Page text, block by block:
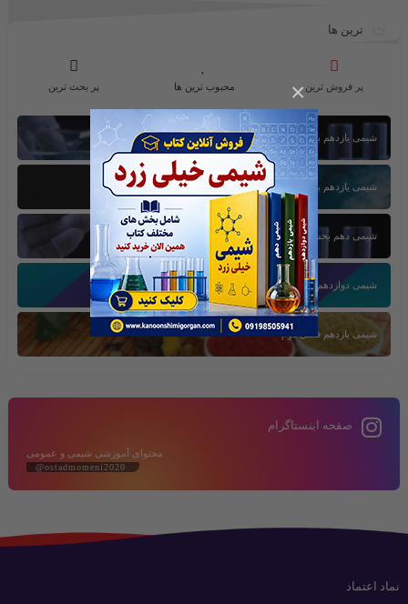
×
ترین ها
پر فروش ترین محبوب ترین ها پر بحث ترین
شیمی یازدهم بخش اول
شیمی یازدهم بخش سوم
شیمی دهم بخش اول
شیمی دوازدهم بخش سوم
شیمی یازدهم فصل دوم
صفحه اینستاگرام
محتوای آموزشی شیمی و عمومی
@ostadmomeni2020
نماد اعتماد